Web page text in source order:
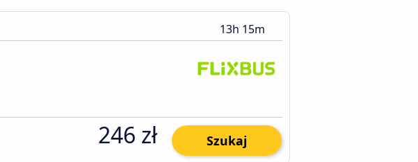
13h 15m
246 zł Szukaj